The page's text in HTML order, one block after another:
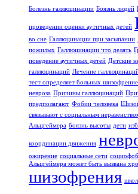
Болезнь галлюцинации Боязнь людей
проведении оценки аутичных детей
во сне Галлюцинации при засыпании
пожилых Галлюцинации что делать
поведение аутичных детей Детские
галлюцинаций Лечение
тест определяет больных
невроза Причины галлюцинаций
предполагают Фобии человека
связывают с социальным
Альцгеймера боязнь высоты дети
координации движения
ожирение социальные сети
Альцгеймера может быть вызвана
шизофрения